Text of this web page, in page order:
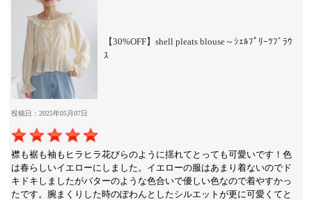
【30%OFF】shell pleats blouse～ｼｪﾙﾌﾟﾘｰﾂﾌﾞﾗｳ
ｽ
投稿日：2025年05月07日
襟も裾も袖もヒラヒラ花びらのように揺れてとっても可愛いです！色
は春らしいイエローにしました。イエローの服はあまり着ないのでド
キドキしましたがバターのような色合いで優しい色なので着やすかっ
たです。腕まくりした時のぽわんとしたシルエットが更に可愛くてと